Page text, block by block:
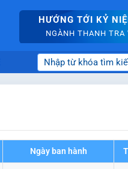
HƯỚNG TỚI KỶ
NGÀNH THANH
Ngày ban hành